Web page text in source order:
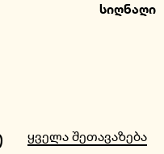
სიღნაღი
ყველა შეთავაზება